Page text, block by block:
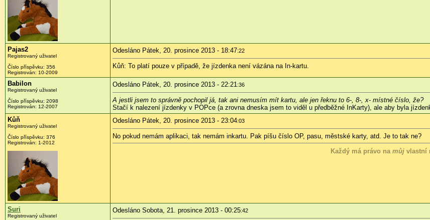
Pajas2
Registrovaný uživatel
Číslo příspěvku: 356
Registrován: 10-2009
Odesláno Pátek, 20. prosince 2013 - 18:47:22
Kůň: To platí pouze v případě, že jízdenka není vázána na In-kartu.
Babilon
Registrovaný uživatel
Číslo příspěvku: 2098
Registrován: 12-2007
Odesláno Pátek, 20. prosince 2013 - 22:21 :36
A jestli jsem to správně pochopil já, tak ani nemusím mít kartu, ale jen řeknu to 6-, 8-, x- místné číslo, že?
Stačí k nalezení jízdenky v POPce (a zrovna dneska jsem to viděl u předběžné InKarty), ale aby byla
Kůň
Registrovaný uživatel
Číslo příspěvku: 376
Registrován: 1-2012
Odesláno Pátek, 20. prosince 2013 - 23:04:03
No pokud nemám aplikaci, tak nemám inkartu. Pak píšu číslo OP, pasu, městské karty, atd. Je to tak ne?
Každý má právo na můjvlastní
Suri
Registrovaný uživatel
Odesláno Sobota, 21. prosince 2013 - 00:25:42